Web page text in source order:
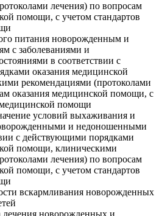
лечения) по вопросам
помощи, с учетом стандартов
питания новорожденным и
с заболеваниями и
в соответствии с
оказания медицинской
рекомендациями (протоколами
оказания медицинской помощи, с
помощи
условий выхаживания и
и недоношенными
с действующими порядками
помощи, клиническими
лечения) по вопросам
помощи, с учетом стандартов
вскармливания новорожденных